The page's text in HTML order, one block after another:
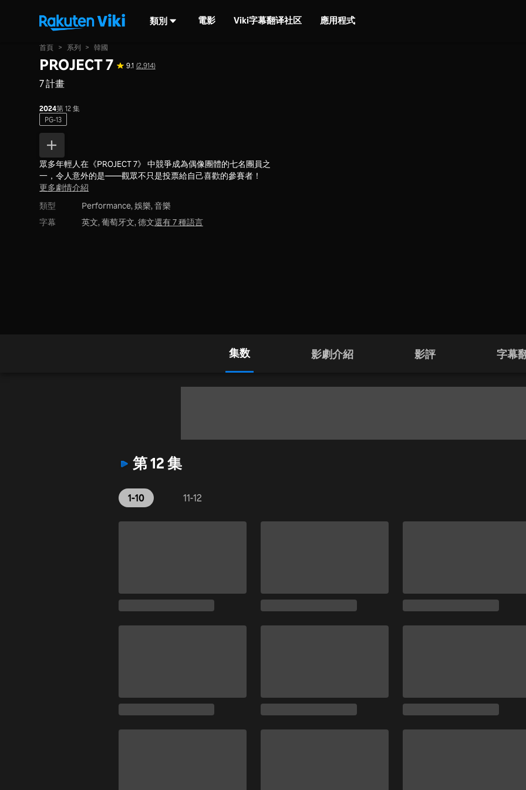
類別 電影 Viki字幕翻译社区 應用程式
首頁 > 系列 > 韓國
PROJECT 7 9.1 (2,914)
7 計畫
2024第 12 集
PG-13
眾多年輕人在《PROJECT 7》 中競爭成為偶像團體的七名團員之
一，令人意外的是——觀眾不只是投票給自己喜歡的參賽者！
更多劇情介紹
類型
Performance, 娛樂, 音樂
字幕
英文, 葡萄牙文, 德文還有 7 種語言
集数 影劇介紹 影評 字幕
第 12 集
1-10 11-12